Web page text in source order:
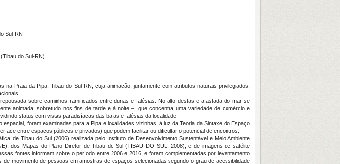
Sul-RN
do Sul-RN)
Praia da Pipa, Tibau do Sul-RN, cuja animação, juntamente com atributos naturais privilegiados,
sobre caminhos ramificados entre dunas e falésias. No alto destas e afastada do mar se
animada, sobretudo nos fins de tarde e à noite –, que concentra uma variedade de comércio e
status com vistas paradisíacas das baías e falésias da localidade.
foram examinadas para a Pipa e localidades vizinhas, à luz da Teoria da Sintaxe do Espaço
entre espaços públicos e privados) que podem facilitar ou dificultar o potencial de encontros.
de Tibau do Sul (2006) realizada pelo Instituto de Desenvolvimento Sustentável e Meio Ambiente
dos Mapas do Plano Diretor de Tibau do Sul (TIBAU DO SUL, 2008), e de imagens de satélite
fontes informam sobre o período entre 2006 e 2016, e foram complementadas por levantamento
movimento de pessoas em amostras de espaços selecionadas segundo o grau de acessibilidade